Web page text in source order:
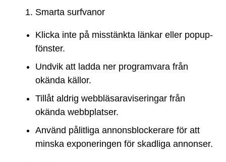
Smarta surfvanor
Klicka inte på misstänkta länkar eller popup-
fönster.
Undvik att ladda ner programvara från
okända källor.
Tillåt aldrig webbläsaraviseringar från
okända webbplatser.
Använd pålitliga annonsblockerare för att
minska exponeringen för skadliga annonser.